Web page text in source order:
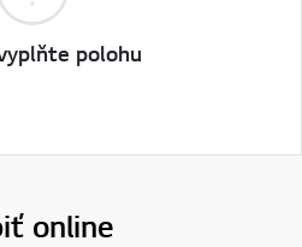
polohu
online